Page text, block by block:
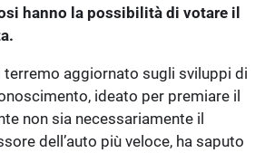
hanno la possibilità di votare il
aggiornato sugli sviluppi di
ideato per premiare il
non sia necessariamente il
dell’auto più veloce, ha saputo